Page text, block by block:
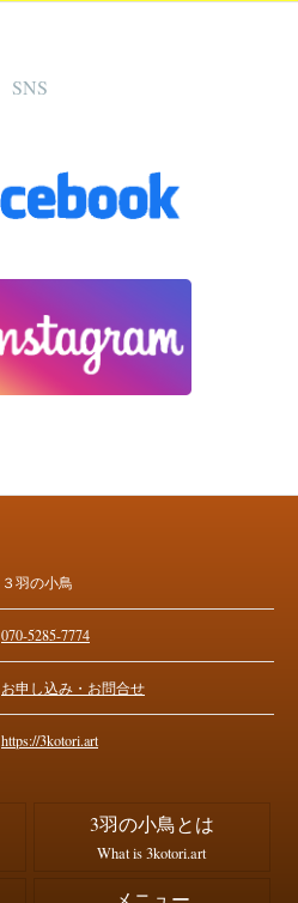
SNS
３羽の小鳥
070-5285-7774
お申し込み・お問合せ
https://3kotori.art
3羽の小鳥とは
What is 3kotori.art